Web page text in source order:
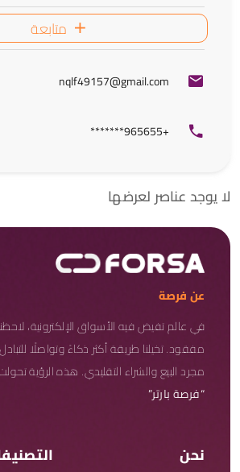
متابعة
nqlf49157@gmail.com
+965655*******
لا يوجد عناصر لعرضها
عن فرصة
في عالم تفيض فيه الأسواق الإلكترونية،
مفقود. تخيلنا طريقة أكثر ذكاءً وتواصلًا للتبادل
مجرد البيع والشراء التقليدي. هذه الرؤية
“فرصة بارتر”
نحن